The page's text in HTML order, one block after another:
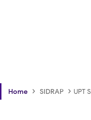
Home › SIDRAP › UPT